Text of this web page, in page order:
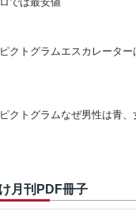
クトグラムエスカレータ
クトグラムなぜ男性は青、
月刊PDF冊子